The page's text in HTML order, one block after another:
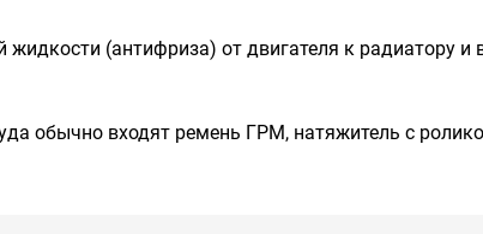
(антифриза) от двигателя к радиатору и
обычно входят ремень ГРМ, натяжитель с